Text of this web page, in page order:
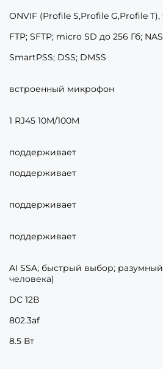
ONVIF (Profile S,Profile G,Profile
FTP; SFTP; micro SD до 256 Гб; NAS
SmartPSS; DSS; DMSS
встроенный микрофон
1 RJ45 10M/100M
поддерживает
поддерживает
поддерживает
поддерживает
AI SSA; быстрый выбор;
человека)
DC 12В
802.3af
8.5 Вт